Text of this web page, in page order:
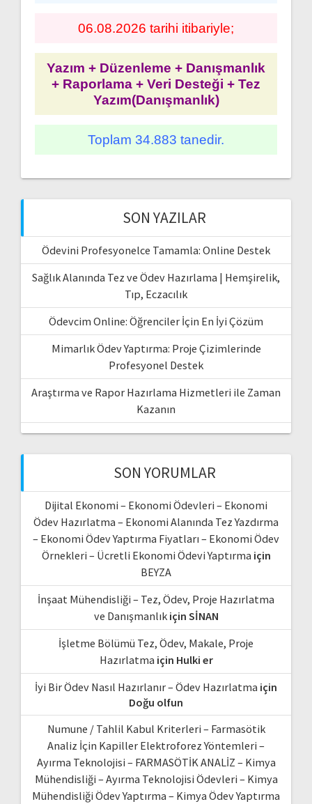
06.08.2026 tarihi itibariyle;
Yazım + Düzenleme + Danışmanlık
+ Raporlama + Veri Desteği + Tez
Yazım(Danışmanlık)
Toplam 34.883 tanedir.
SON YAZILAR
Ödevini Profesyonelce Tamamla: Online Destek
Sağlık Alanında Tez ve Ödev Hazırlama | Hemşirelik,
Tıp, Eczacılık
Ödevcim Online: Öğrenciler İçin En İyi Çözüm
Mimarlık Ödev Yaptırma: Proje Çizimlerinde
Profesyonel Destek
Araştırma ve Rapor Hazırlama Hizmetleri ile Zaman
Kazanın
SON YORUMLAR
Dijital Ekonomi – Ekonomi Ödevleri – Ekonomi
Ödev Hazırlatma – Ekonomi Alanında Tez Yazdırma
– Ekonomi Ödev Yaptırma Fiyatları – Ekonomi Ödev
Örnekleri – Ücretli Ekonomi Ödevi Yaptırma için
BEYZA
İnşaat Mühendisliği – Tez, Ödev, Proje Hazırlatma
ve Danışmanlıkiçin SİNAN
İşletme Bölümü Tez, Ödev, Makale, Proje
Hazırlatma için Hulki er
İyi Bir Ödev Nasıl Hazırlanır – Ödev Hazırlatma için
Doğu olfun
Numune / Tahlil Kabul Kriterleri – Farmasötik
Analiz İçin Kapiller Elektroforez Yöntemleri –
Ayırma Teknolojisi – FARMASÖTİK ANALİZ – Kimya
Mühendisliği – Ayırma Teknolojisi Ödevleri – Kimya
Mühendisliği Ödev Yaptırma – Kimya Ödev Yaptırma